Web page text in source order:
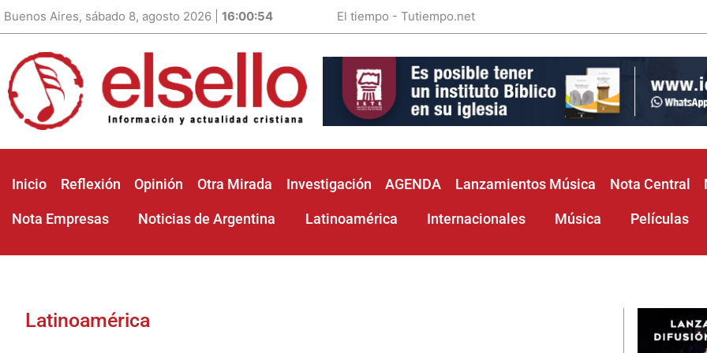
Buenos Aires, sábado 8, agosto 2026 | 16:00:55 El tiempo - Tutiempo.net
Inicio Reflexión Opinión Otra Mirada Investigación AGENDA Lanzamientos Música Nota Central
Nota Empresas Noticias de Argentina Latinoamérica Internacionales Música Películas
Latinoamérica